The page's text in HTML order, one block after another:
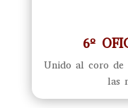
6º
Unido al coro de
las